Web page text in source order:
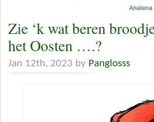
Analena
Zie ‘k wat beren
het Oosten ….?
Jan 12th, 2023 by Panglosss